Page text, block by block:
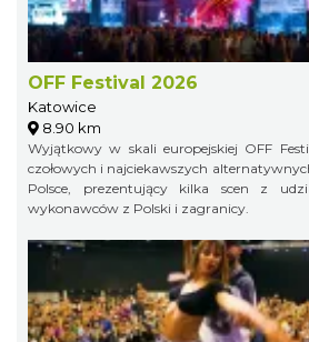
OFF Festival 2026
Katowice
8.90 km
Wyjątkowy w skali europejskiej OFF
czołowych i najciekawszych
Polsce, prezentujący kilka scen z
wykonawców z Polski i zagranicy.